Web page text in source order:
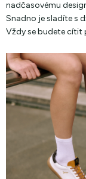
nadčasovému
Snadno je sladíte s
Vždy se budete cítit